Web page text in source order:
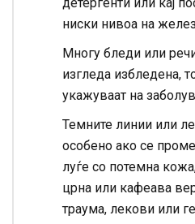
ниски нивоа на
Многу бледи или
изгледа избледена,
укажуваат на
Темните линии или
особено ако се
луѓе со потемна
црна или кафеава
траума, лекови или